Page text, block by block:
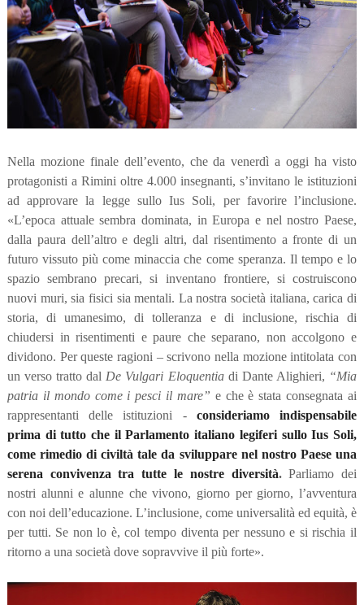
Nella mozione finale dell’evento, che da venerdì a oggi ha visto
protagonisti a Rimini oltre 4.000 insegnanti, s’invitano le istituzioni
ad approvare la legge sullo Ius Soli, per favorire l’inclusione.
«L’epoca attuale sembra dominata, in Europa e nel nostro Paese,
dalla paura dell’altro e degli altri, dal risentimento a fronte di un
futuro vissuto più come minaccia che come speranza. Il tempo e lo
spazio sembrano precari, si inventano frontiere, si costruiscono
nuovi muri, sia fisici sia mentali. La nostra società italiana, carica di
storia, di umanesimo, di tolleranza e di inclusione, rischia di
chiudersi in risentimenti e paure che separano, non accolgono e
dividono. Per queste ragioni – scrivono nella mozione intitolata con
un verso tratto dal De Vulgari Eloquentiadi Dante Alighieri, “Mia
patria il mondo come i pesci il mare” e che è stata consegnata ai
rappresentanti delle istituzioni - consideriamo indispensabile
prima di tutto che il Parlamento italiano legiferi sullo Ius Soli,
come rimedio di civiltà tale da sviluppare nel nostro Paese una
serena convivenza tra tutte le nostre diversità.Parliamo dei
nostri alunni e alunne che vivono, giorno per giorno, l’avventura
con noi dell’educazione. L’inclusione, come universalità ed equità, è
per tutti. Se non lo è, col tempo diventa per nessuno e si rischia il
ritorno a una società dove sopravvive il più forte».